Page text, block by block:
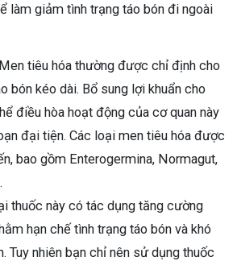
làm giảm tình trạng táo bón đi ngoài
Men tiêu hóa thường được chỉ định cho
bón kéo dài. Bổ sung lợi khuẩn cho
điều hòa hoạt động của cơ quan này
đại tiện. Các loại men tiêu hóa được
bao gồm Enterogermina, Normagut,
thuốc này có tác dụng tăng cường
hạn chế tình trạng táo bón và khó
Tuy nhiên bạn chỉ nên sử dụng thuốc